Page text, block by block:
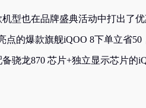
型也在品牌盛典活动中打出了
点的爆款旗舰iQOO 8下单立省
骁龙870 芯片+独立显示芯片的